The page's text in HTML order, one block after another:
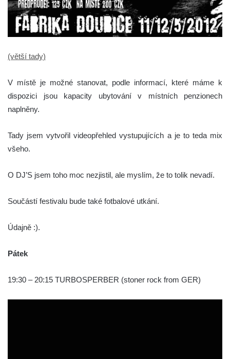
(větší tady)
V místě je možné stanovat, podle informací, které máme k
dispozici jsou kapacity ubytování v místních penzionech
naplněny.
Tady jsem vytvořil videopřehled vystupujících a je to teda mix
všeho.
O DJ’S jsem toho moc nezjistil, ale myslím, že to tolik nevadí.
Součástí festivalu bude také fotbalové utkání.
Údajně :).
Pátek
19:30 – 20:15 TURBOSPERBER (stoner rock from GER)